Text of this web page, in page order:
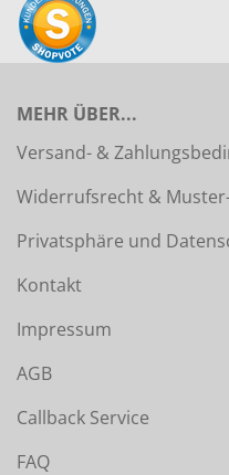
MEHR ÜBER...
Versand- &
Widerrufsrecht &
Privatsphäre und
Kontakt
Impressum
AGB
Callback Service
FAQ